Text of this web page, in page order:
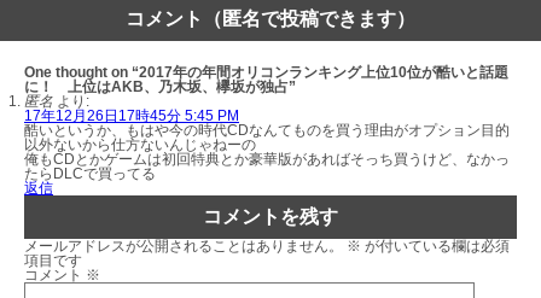
コメント（匿名で投稿できます）
One thought on “2017年の年間オリコンランキング上位10位が酷いと話題
に！ 上位はAKB、乃木坂、欅坂が独占”
匿名 より:
17年12月26日17時45分 5:45 PM
酷いというか、もはや今の時代CDなんてものを買う理由がオプション目的
以外ないから仕方ないんじゃねーの
俺もCDとかゲームは初回特典とか豪華版があればそっち買うけど、なかっ
たらDLCで買ってる
返信
コメントを残す
メールアドレスが公開されることはありません。 ※ が付いている欄は必須
項目です
コメント ※